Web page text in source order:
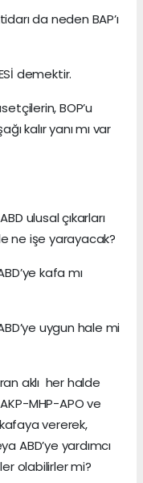
da neden BAP’ı
demektir.
BOP’u
kalır yanı mı var
ulusal çıkarları
ne işe yarayacak?
kafa mı
uygun hale mi
aklı her halde
MHP-APO ve
vererek,
ABD’ye yardımcı
olabilirler mi?